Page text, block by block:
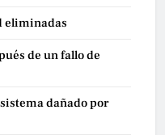
eliminadas
de un fallo de
dañado por